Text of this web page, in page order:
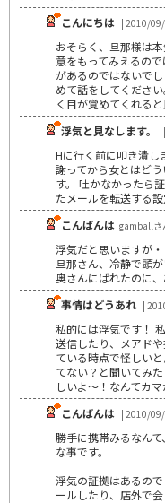
こんにちは | 2010/
おそらく、旦那様は
意をもってみえるの
があるのではないで
めて話をしてくださ
く目が覚めてくれると
浮気と見なします。
Hに行く前に叩き潰し
謝ってから女とはど
す。 吐かなかったら
たメールを転送する設
こんばんは gamballさ
浮気だと思いますが・
旦那さん、冷静で頭が
奥さんにばれたのに、
事情はどうあれ |
私的には浮気です！
送信したり、メアド
ている時点で怪しい
てない？と聞いてみ
しいよ～！なんてカマ
こんばんは | 2010/
勝手に携帯みるなん
な事です。
浮気の証拠はあるの
ールしたり、店外で会